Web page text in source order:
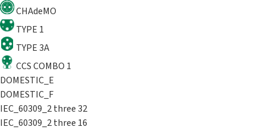
CHAdeMO
TYPE 1
TYPE 3A
CCS COMBO 1
DOMESTIC_E
DOMESTIC_F
IEC_60309_2 three 32
IEC_60309_2 three 16